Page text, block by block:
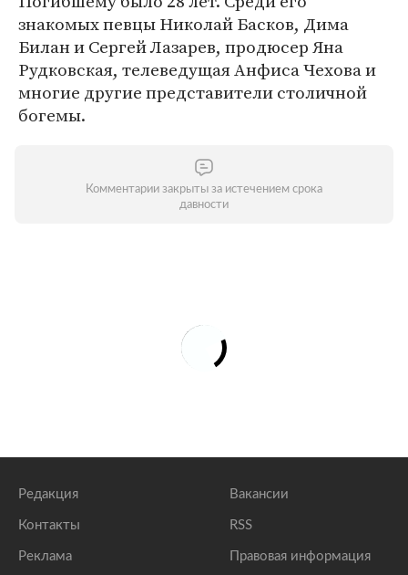
знакомых певцы Николай Басков, Дима
Билан и Сергей Лазарев, продюсер Яна
Рудковская, телеведущая Анфиса Чехова и
многие другие представители столичной
богемы.
Комментарии закрыты за истечением срока
давности
Редакция
Контакты
Реклама
Вакансии
RSS
Правовая информация